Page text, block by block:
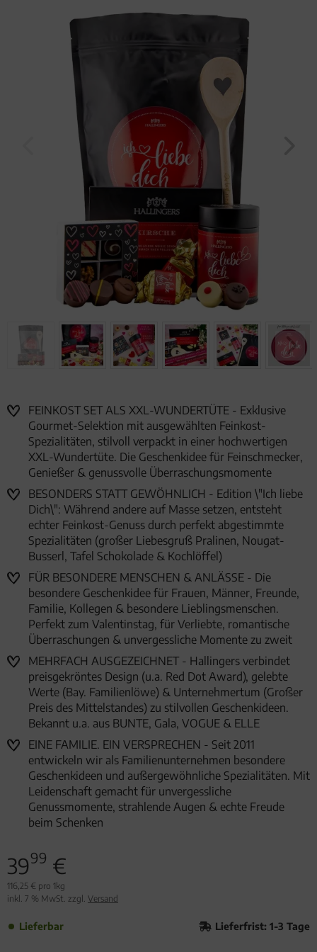
FEINKOST SET ALS XXL-WUNDERTÜTE - Exklusive
Gourmet-Selektion mit ausgewählten Feinkost-
Spezialitäten, stilvoll verpackt in einer hochwertigen
XXL-Wundertüte. Die Geschenkidee für Feinschmecker,
Genießer & genussvolle Überraschungsmomente
BESONDERS STATT GEWÖHNLICH - Edition \"Ich liebe
Dich\": Während andere auf Masse setzen, entsteht
echter Feinkost-Genuss durch perfekt abgestimmte
Spezialitäten (großer Liebesgruß Pralinen, Nougat-
Busserl, Tafel Schokolade & Kochlöffel)
FÜR BESONDERE MENSCHEN & ANLÄSSE - Die
besondere Geschenkidee für Frauen, Männer, Freunde,
Familie, Kollegen & besondere Lieblingsmenschen.
Perfekt zum Valentinstag, für Verliebte, romantische
Überraschungen & unvergessliche Momente zu zweit
MEHRFACH AUSGEZEICHNET - Hallingers verbindet
preisgekröntes Design (u.a. Red Dot Award), gelebte
Werte (Bay. Familienlöwe) & Unternehmertum (Großer
Preis des Mittelstandes) zu stilvollen Geschenkideen.
Bekannt u.a. aus BUNTE, Gala, VOGUE & ELLE
EINE FAMILIE. EIN VERSPRECHEN - Seit 2011
entwickeln wir als Familienunternehmen besondere
Geschenkideen und außergewöhnliche Spezialitäten. Mit
Leidenschaft gemacht für unvergessliche
Genussmomente, strahlende Augen & echte Freude
beim Schenken
3999 €
116,25 € pro 1kg
inkl. 7 % MwSt. zzgl. Versand
Lieferbar Lieferfrist: 1-3 Tage